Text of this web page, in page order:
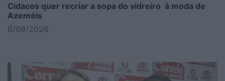
Cidacos quer recriar a sopa do vidreiro à moda de
Azeméis
6/08/2026